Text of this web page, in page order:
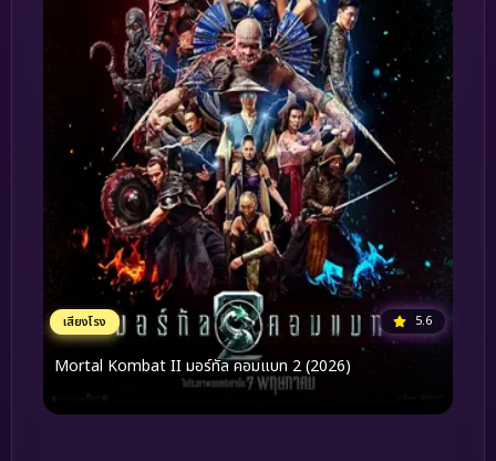
เสียงโรง 5.6
Mortal Kombat II มอร์ทัล คอมแบท 2 (2026)